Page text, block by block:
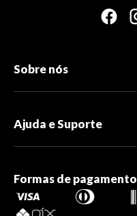
Sobre nós
Ajuda e Suporte
Formas de pagamento